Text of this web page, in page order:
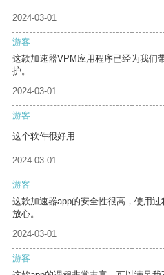
2024-03-01
游客
这款加速器VPM应用程序已经为我们
护。
2024-03-01
游客
这个软件很好用
2024-03-01
游客
这款加速器app的安全性很高，使用
放心。
2024-03-01
游客